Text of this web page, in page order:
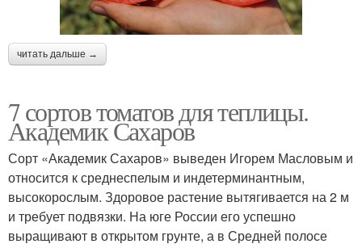
читать дальше →
7 сортов томатов для теплицы.
Академик Сахаров
Сорт «Академик Сахаров» выведен Игорем Масловым и
относится к среднеспелым и индетерминантным,
высокорослым. Здоровое растение вытягивается на 2 м
и требует подвязки. На юге России его успешно
выращивают в открытом грунте, а в Средней полосе